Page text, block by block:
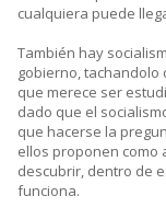
cualquiera puede
También hay
gobierno, tachandolo
que merece ser
dado que el
que hacerse la
ellos proponen como
descubrir, dentro de
funciona.